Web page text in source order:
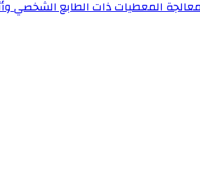
المعطيات ذات الطابع الشخصي